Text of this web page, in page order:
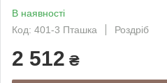
В наявності
Код: 401-3 Пташка
Роздріб
2 512 ₴